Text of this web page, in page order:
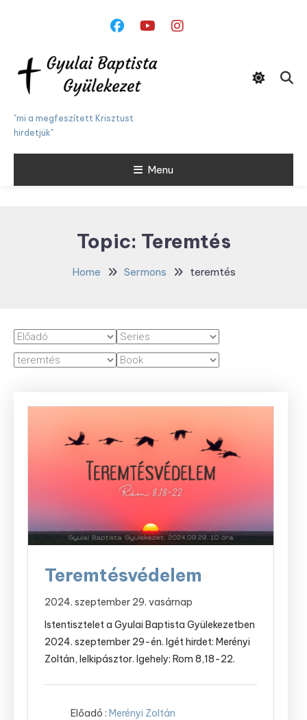
"mi a megfeszített Krisztust
hirdetjük"
Menu
Topic: Teremtés
Home Sermons teremtés
Teremtésvédelem
2024. szeptember 29. vasárnap
Istentisztelet a Gyulai Baptista Gyülekezetben
2024. szeptember 29-én. Igét hirdet: Merényi
Zoltán, lelkipásztor. Igehely: Rom 8,18-22.
Előadó : Merényi Zoltán